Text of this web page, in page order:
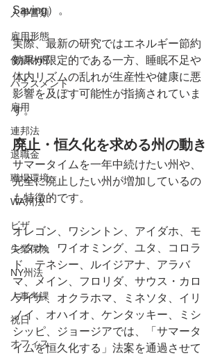
人事書類
雇用形態
傷病休暇
ハラスメント
雇用
連邦法
退職金
職場環境
WA州法
ビザ
失業保険
NY州法
人事考課
祝日
オフィス
Saving）。
実際、最新の研究ではエネルギー節約
効果が限定的である一方、睡眠不足や
体内リズムの乱れが生産性や健康に悪
影響を及ぼす可能性が指摘されていま
す。
廃止・恒久化を求める州の動き
サマータイムを一年中続けたい州や、
完全に廃止したい州が増加しているの
も特徴的です。
オレゴン、ワシントン、アイダホ、モ
ンタナ、ワイオミング、ユタ、コロラ
ド、テネシー、ルイジアナ、アラバ
マ、メイン、フロリダ、サウス・カロ
ライナ、オクラホマ、ミネソタ、イリ
ノイ、オハイオ、ケンタッキー、ミシ
シッピ、ジョージアでは、「サマータ
イムを恒久化する」法案を通過させて